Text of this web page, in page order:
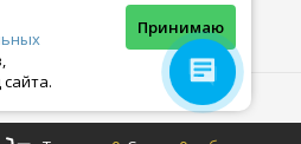
ferma@yandex.ruПринимаю